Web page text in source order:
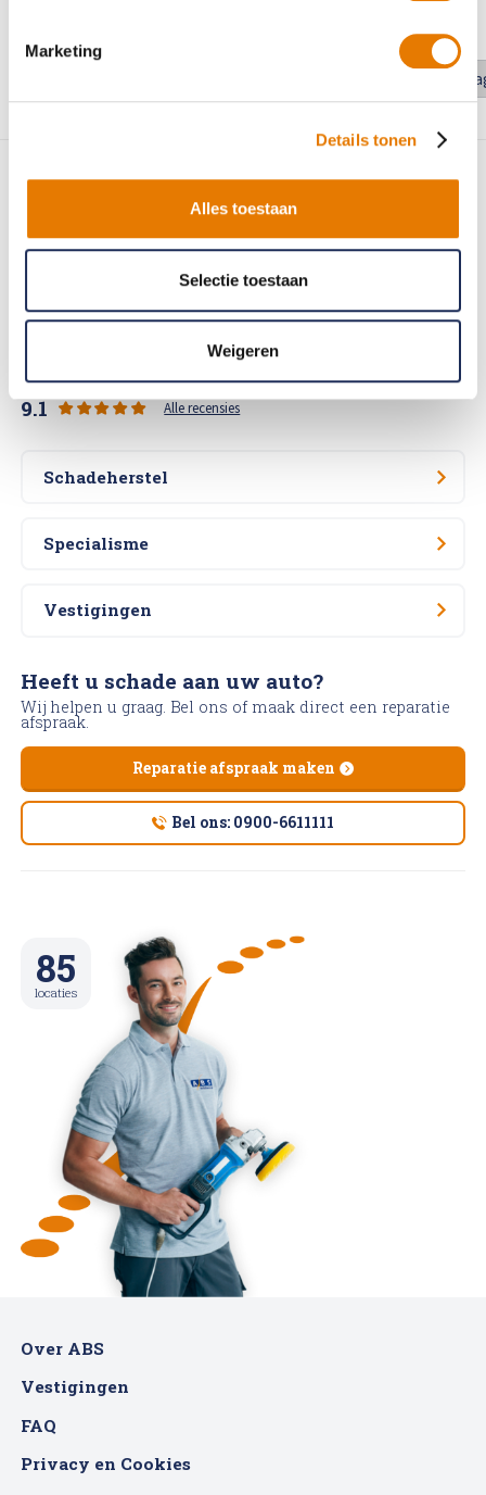
Marketing
Details tonen
Alles toestaan
Selectie toestaan
Weigeren
80+ vestigingen in Nederland
Merk-erkend schadeherstel
Schadeherstel- en BOVAG garantie
Klanten beoordelen ons met...
9.1 Alle recensies
Schadeherstel
Specialisme
Vestigingen
85
locaties
Heeft u schade aan uw auto?
Wij helpen u graag. Bel ons of maak direct een reparatie
afspraak.
Reparatie afspraak maken
Bel ons: 0900-6611111
Over ABS
Vestigingen
FAQ
Privacy en Cookies